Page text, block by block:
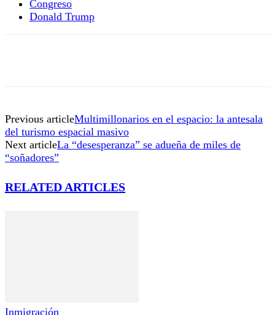
Congreso
Donald Trump
Previous articleMultimillonarios en el espacio: la antesala
del turismo espacial masivo
Next articleLa “desesperanza” se adueña de miles de
“soñadores”
RELATED ARTICLES
Inmigración